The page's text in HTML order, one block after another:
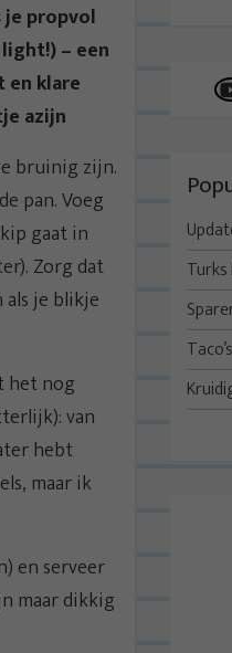
propvol
– een
en klare
azijn
bruinig zijn.
pan. Voeg
gaat in
Zorg dat
je blikje
het nog
van
hebt
maar ik
en serveer
maar dikkig